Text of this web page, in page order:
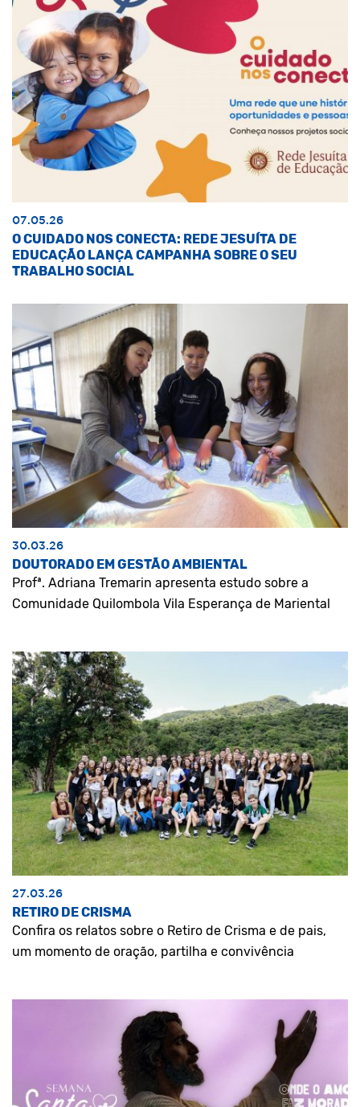
07.05.26
O CUIDADO NOS CONECTA: REDE JESUÍTA DE
EDUCAÇÃO LANÇA CAMPANHA SOBRE O SEU
TRABALHO SOCIAL
30.03.26
DOUTORADO EM GESTÃO AMBIENTAL
Profª. Adriana Tremarin apresenta estudo sobre a
Comunidade Quilombola Vila Esperança de Mariental
27.03.26
RETIRO DE CRISMA
Confira os relatos sobre o Retiro de Crisma e de pais,
um momento de oração, partilha e convivência